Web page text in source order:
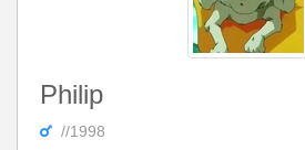
Philip
//1998